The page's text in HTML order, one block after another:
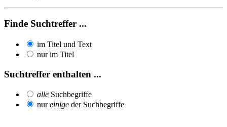
Finde Suchtreffer ...
im Titel und Text
nur im Titel
Suchtreffer enthalten ...
alle Suchbegriffe
nureinige der Suchbegriffe